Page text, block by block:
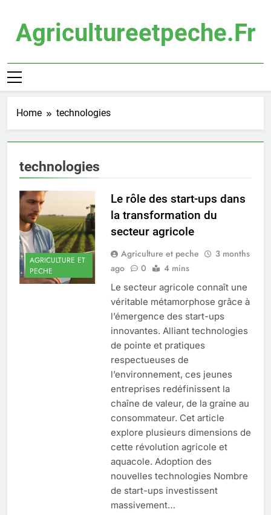
contentAgricultureetpeche.fr
Home technologies
technologies
AGRICULTURE ET
PECHE
Le rôle des start-ups dans
la transformation du
secteur agricole
Agriculture et peche
3 months
ago
0 4 mins
Le secteur agricole connaît une
véritable métamorphose grâce à
l’émergence des start-ups
innovantes. Alliant technologies
de pointe et pratiques
respectueuses de
l’environnement, ces jeunes
entreprises redéfinissent la
chaîne de valeur, de la graine au
consommateur. Cet article
explore plusieurs dimensions de
cette révolution agricole et
aquacole. Adoption des
nouvelles technologies Nombre
de start-ups investissent
massivement…